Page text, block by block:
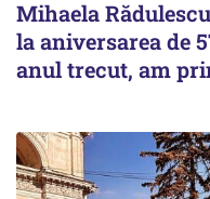
Mihaela
la aniversarea de
anul trecut, am